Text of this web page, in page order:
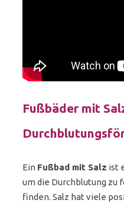
Fußbäder mit
Ein Fußbad mit Salz ist
um die Durchblutung zu
finden. Salz hat viele